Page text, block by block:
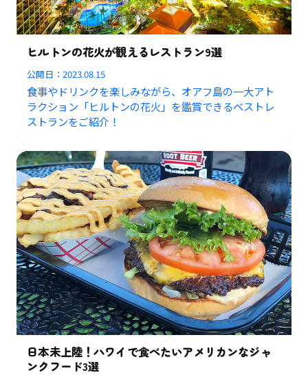
ヒルトンの花火が観えるレストラン9選
公開日：2023.08.15
食事やドリンクを楽しみながら、オアフ島の一大アト
ラクション「ヒルトンの花火」を鑑賞できるベストレ
ストランをご紹介！
日本未上陸！ハワイで食べたいアメリカンなジャ
ンクフード3選